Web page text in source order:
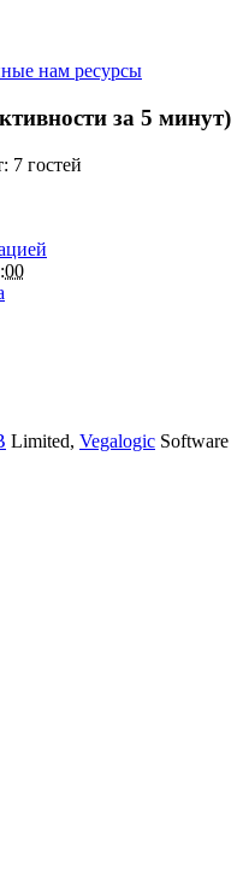
нам ресурсы
за 5 минут)
7 гостей
Limited, Vegalogic Software